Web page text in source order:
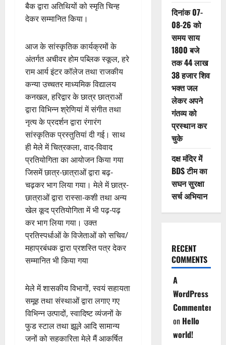
बैक द्वारा अतिथियों को स्मृति चिन्ह
देकर सम्मानित किया।
आज के सांस्कृतिक कार्यक्रमों के
अंतर्गत अचीवर होम पब्लिक स्कूल, हरे
राम आर्य इंटर कॉलेज तथा राजकीय
कन्या उच्चतर माध्यमिक विद्यालय
कनखल, हरिद्वार के छात्र छात्राओं
द्वारा विभिन्न श्रेणियां में संगीत तथा
नृत्य के प्रदर्शन द्वारा रंगारंग
सांस्कृतिक प्रस्तुतियां दी गई। साथ
ही मेले में चित्रकला, वाद-विवाद
प्रतियोगिता का आयोजन किया गया
जिसमें छात्र-छात्राओं द्वारा बढ़-
चढ़कर भाग लिया गया। मेले में छात्र-
छात्राओं द्वारा रास्सा-कशी तथा अन्य
खेल कूद प्रतियोगिता में भी पढ़-पढ़
कर भाग लिया गया। उक्त
प्रतिस्पर्धाओं के विजेताओं को सचिव/
महाप्रबंधक द्वारा प्रशस्ति पत्र देकर
सम्मानित भी किया गया
मेले में शासकीय विभागों, स्वयं सहायता
समूह तथा संस्थाओं द्वारा लगाए गए
विभिन्न उत्पादों, स्वादिष्ट व्यंजनों के
फुड स्टाल तथा झूले आदि सामान्य
जनों को सहकारिता मेले मैं आकर्षित
दिनांक 07-
08-26 को
समय साय
1800 बजे
तक 44 लाख
38 हजार शिव
भक्त जल
लेकर अपने
गंतव्य को
प्रस्थान कर
चुके
दक्ष मंदिर में
BDS टीम का
सघन सुरक्षा
सर्च अभियान
RECENT
COMMENTS
A
WordPress
Commenter
on Hello
world!